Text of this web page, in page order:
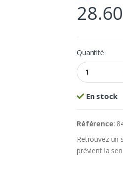
Quantité
En stock
Référence:
Retrouvez un
prévient la